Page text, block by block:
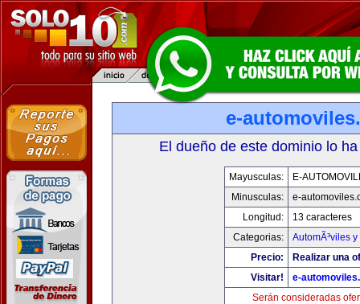
e-
El dueño de este dominio lo
Mayusculas:
E-
Minusculas:
e-
Longitud:
13 caracteres
Categorias:
AutomÃ³viles
Precio:
Realizar una
Visitar!
e-
Serán consideradas